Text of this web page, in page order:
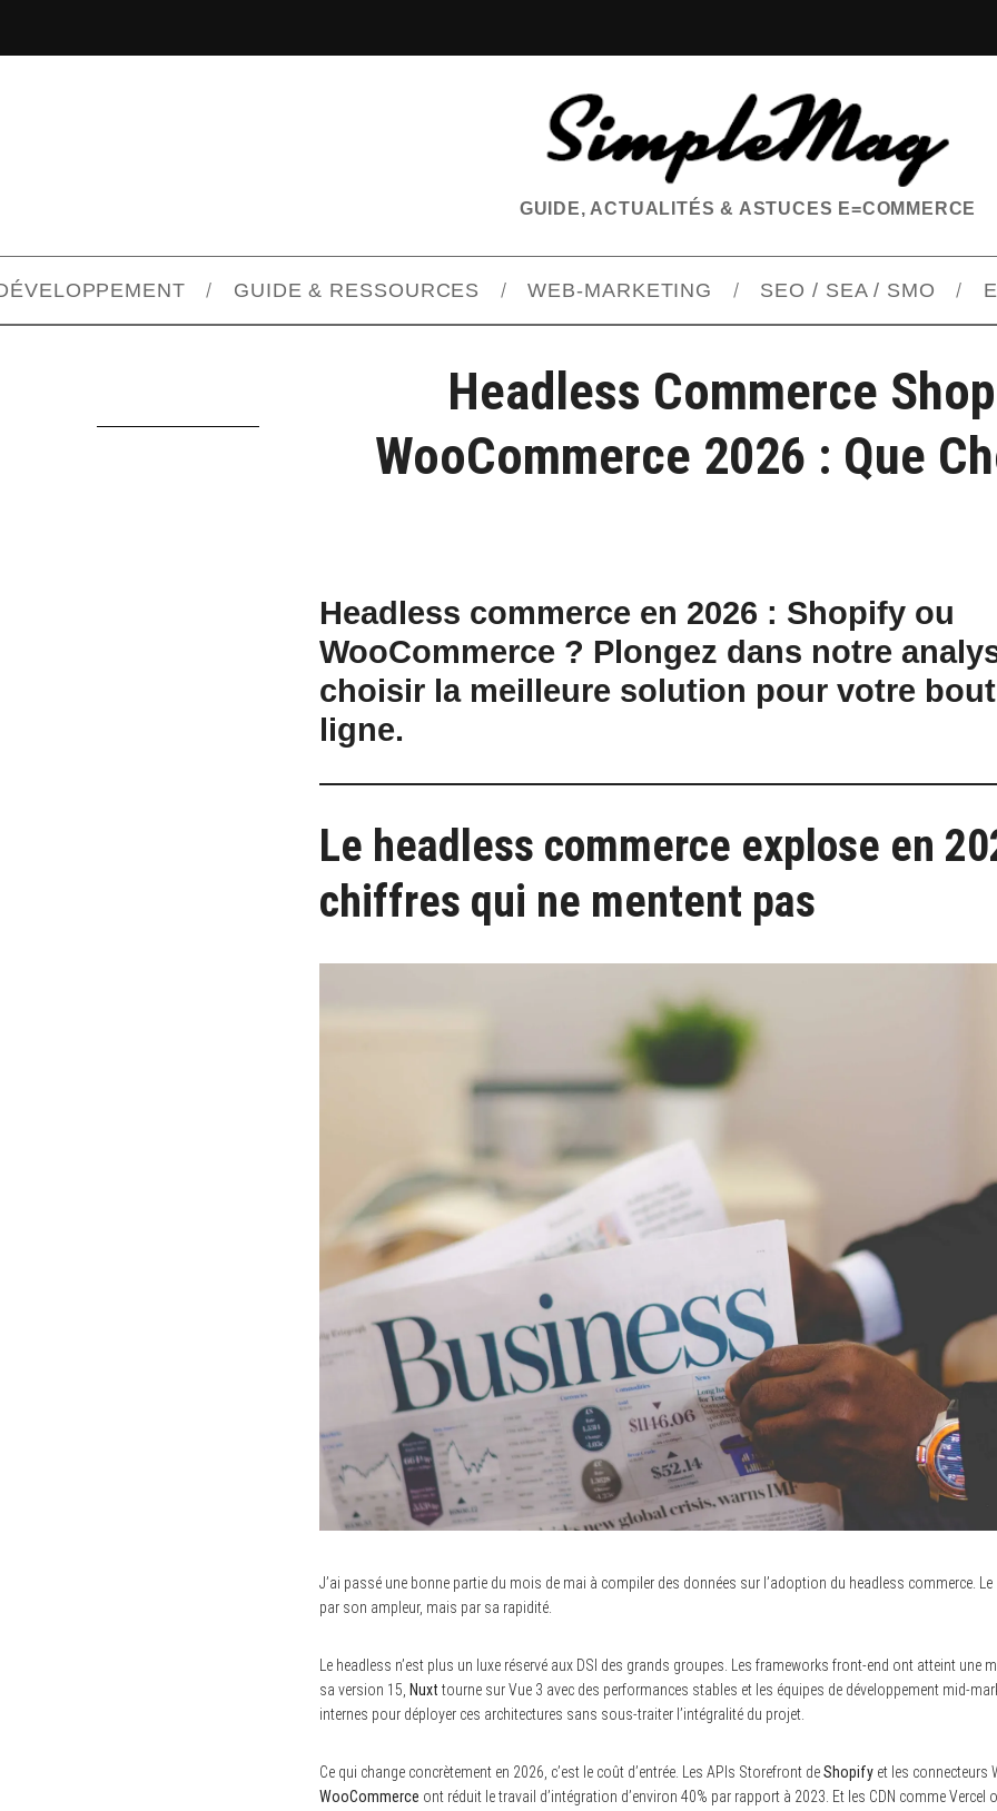
GUIDE, ACTUALITÉS & ASTUCES E=COMMERCE
GUIDE & RESSOURCES WEB-MARKETING SEO / SEA / SMO
Headless Commerce
WooCommerce 2026 : Que
Headless commerce en 2026 : Shopify ou
WooCommerce ? Plongez dans notre
choisir la meilleure solution pour votre
ligne.
Le headless commerce explose en
chiffres qui ne mentent pas
J’ai passé une bonne partie du mois de mai à compiler des données sur l’adoption du headless commerce.
par son ampleur, mais par sa rapidité.
Le headless n’est plus un luxe réservé aux DSI des grands groupes. Les frameworks front-end ont atteint une
sa version 15, Nuxt tourne sur Vue 3 avec des performances stables et les équipes de développement mid-
internes pour déployer ces architectures sans sous-traiter l’intégralité du projet.
Ce qui change concrètement en 2026, c’est le coût d’entrée. Les APIs Storefront deShopify et les connecteurs
WooCommerce ont réduit le travail d’intégration d’environ 40% par rapport à 2023. Et les CDN comme Vercel